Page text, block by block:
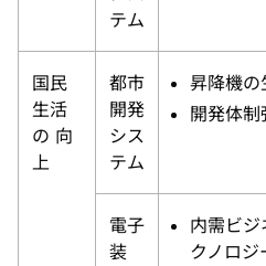
テム
国民
生活
の 向
上
都市
開発
シス
テム
昇降機の
開発体制
電子
装
内需ビ
クノロジ